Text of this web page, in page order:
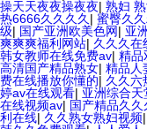
操天天夜夜操夜夜| 熟妇
热6666久久久久 | 蜜臀久
级| 国产亚洲欧美色网| 亚
爽爽爽福利网站| 久久久在
韩女教师在线免费av| 精品
高清国产精品熟女| 精品人
费在线播放你懂的| 久久六
婷av在线观看| 亚洲综合
在线视频av| 国产精品久
利在线| 久久熟女熟妇视频|